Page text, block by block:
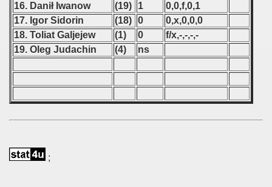
16. Danił Iwanow
(19) 1
0,0,f,0,1
17. Igor Sidorin
(18) 0
0,x,0,0,0
18. Toliat Galjejew
(1) 0
f/x,-,-,-,-
19. Oleg Judachin
(4) ns
;
- 1990
- 1991
- 1992
- 1993
- 1996